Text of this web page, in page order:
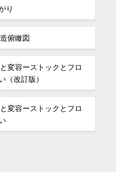
り
俯瞰図
変容ーストックとフロ
（改訂版）
変容ーストックとフロ